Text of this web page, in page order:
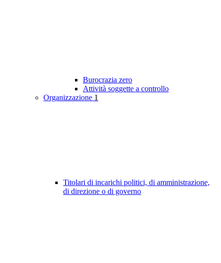
Burocrazia zero
Attività soggette a controllo
Organizzazione 1
Titolari di incarichi politici, di amministrazione,
di direzione o di governo